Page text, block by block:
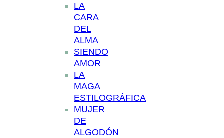
LA
CARA
DEL
ALMA
SIENDO
AMOR
LA
MAGA
ESTILOGRÁFICA
MUJER
DE
ALGODÓN